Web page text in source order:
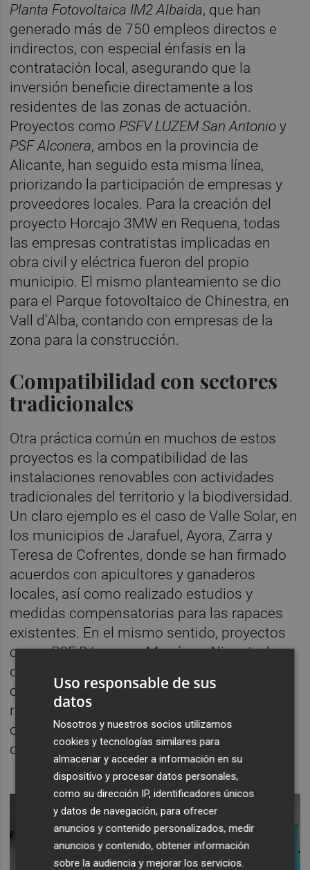
Planta Fotovoltaica IM2 Albaida, que han
generado más de 750 empleos directos e
indirectos, con especial énfasis en la
contratación local, asegurando que la
inversión beneficie directamente a los
residentes de las zonas de actuación.
Proyectos como PSFV LUZEM San Antonio y
PSF Alconera, ambos en la provincia de
Alicante, han seguido esta misma línea,
priorizando la participación de empresas y
proveedores locales. Para la creación del
proyecto Horcajo 3MW en Requena, todas
las empresas contratistas implicadas en
obra civil y eléctrica fueron del propio
municipio. El mismo planteamiento se dio
para el Parque fotovoltaico de Chinestra, en
Vall d’Alba, contando con empresas de la
zona para la construcción.
Compatibilidad con sectores
tradicionales
Otra práctica común en muchos de estos
proyectos es la compatibilidad de las
instalaciones renovables con actividades
tradicionales del territorio y la biodiversidad.
Un claro ejemplo es el caso de Valle Solar, en
los municipios de Jarafuel, Ayora, Zarra y
Teresa de Cofrentes, donde se han firmado
acuerdos con apicultores y ganaderos
locales, así como realizado estudios y
medidas compensatorias para las rapaces
existentes. En el mismo sentido, proyectos
comoPSF Bilyanaen Monóvar, Alicante, han
donado instalaciones fotovoltaicas a
comunidades de regantes, ayudando a
reducir los costos energéticos asociados
con el bombeo de agua y beneficiando
directamente al sector agrícola.
Uso responsable de sus
datos
Nosotros y nuestros socios utilizamos
cookies y tecnologías similares para
almacenar y acceder a información en su
dispositivo y procesar datos personales,
como su dirección IP, identificadores únicos
y datos de navegación, para ofrecer
anuncios y contenido personalizados, medir
anuncios y contenido, obtener información
sobre la audiencia y mejorar los servicios.